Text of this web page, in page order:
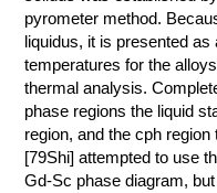
КОНТАКТЫ
pyrometer method.
liquidus, it is presented
temperatures for the
thermal analysis.
phase regions the liquid
region, and the cph
[79Shi] attempted to use
Gd-Sc phase diagram,